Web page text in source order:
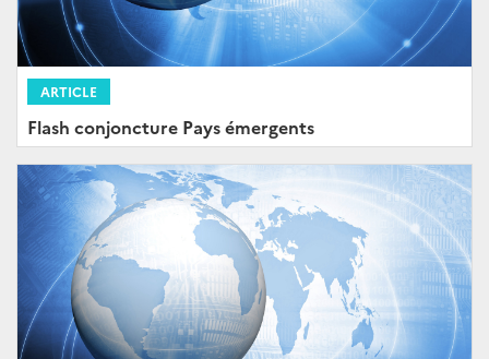
ARTICLE
Flash conjoncture Pays émergents